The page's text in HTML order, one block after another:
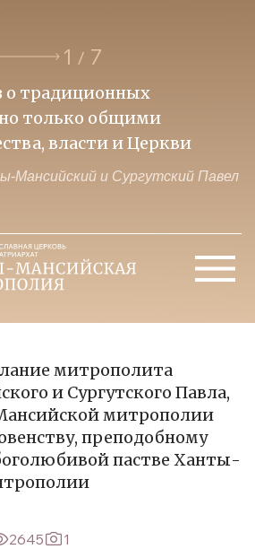
1 / 7
о традиционных
только общими
власти и Церкви
и Сургутский Павел
митрополита
и Сургутского Павла,
митрополии
преподобному
пастве Ханты-
2645 1